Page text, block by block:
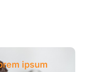
ipsum